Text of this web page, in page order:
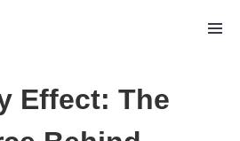
Effect: The